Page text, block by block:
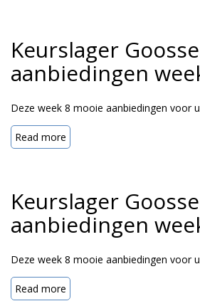
Keurslager
aanbiedingen
Deze week 8 mooie aanbiedingen voor
Read more
Keurslager
aanbiedingen
Deze week 8 mooie aanbiedingen voor
Read more